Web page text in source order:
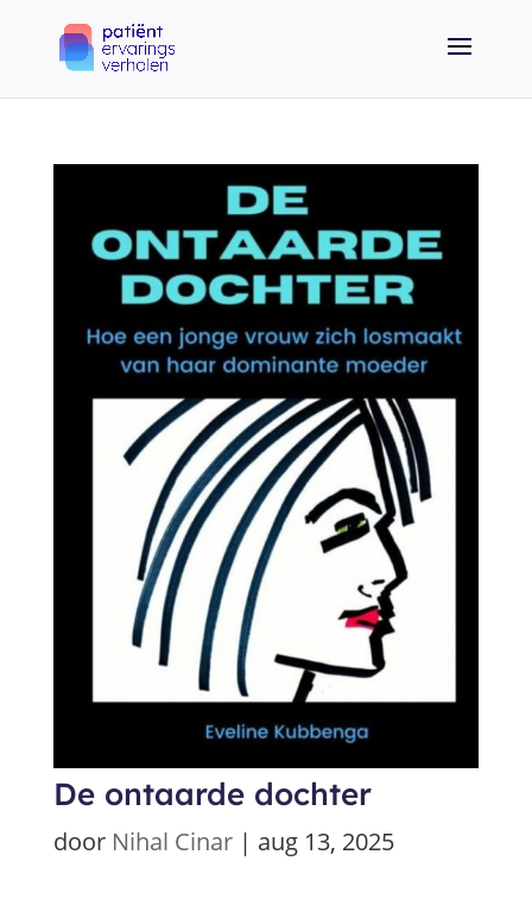
De ontaarde dochter
door Nihal Cinar| aug 13, 2025